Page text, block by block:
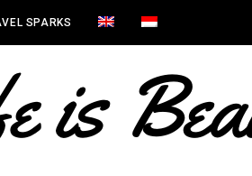
SPARKS